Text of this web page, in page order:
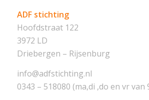
ADF stichting
Hoofdstraat 122
3972 LD
Driebergen – Rijsenburg
info@adfstichting.nl
0343 – 518080 (ma,di ,do en vr van